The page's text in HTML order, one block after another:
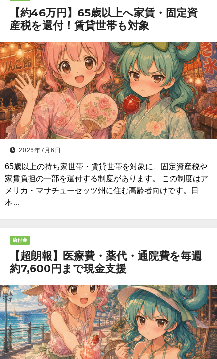
【約46万円】65歳以上へ家賃・固定資
産税を還付！賃貸世帯も対象
2026年7月6日
65歳以上の持ち家世帯・賃貸世帯を対象に、固定資産税や
家賃負担の一部を還付する制度があります。 この制度はア
メリカ・マサチューセッツ州に住む高齢者向けです。日
本…
給付金
【超朗報】医療費・薬代・通院費を毎週
約7,600円まで現金支援